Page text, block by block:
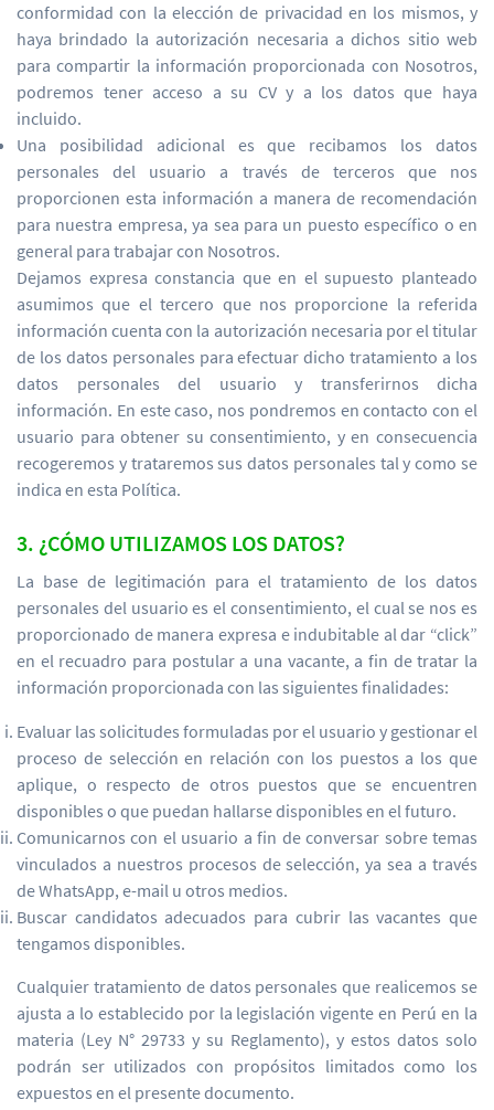
conformidad con la elección de privacidad en los mismos, y
haya brindado la autorización necesaria a dichos sitio web
para compartir la información proporcionada con Nosotros,
podremos tener acceso a su CV y a los datos que haya
incluido.
Una posibilidad adicional es que recibamos los datos
personales del usuario a través de terceros que nos
proporcionen esta información a manera de recomendación
para nuestra empresa, ya sea para un puesto específico o en
general para trabajar con Nosotros.
Dejamos expresa constancia que en el supuesto planteado
asumimos que el tercero que nos proporcione la referida
información cuenta con la autorización necesaria por el titular
de los datos personales para efectuar dicho tratamiento a los
datos personales del usuario y transferirnos dicha
información. En este caso, nos pondremos en contacto con el
usuario para obtener su consentimiento, y en consecuencia
recogeremos y trataremos sus datos personales tal y como se
indica en esta Política.
3. ¿CÓMO UTILIZAMOS LOS DATOS?
La base de legitimación para el tratamiento de los datos
personales del usuario es el consentimiento, el cual se nos es
proporcionado de manera expresa e indubitable al dar “click”
en el recuadro para postular a una vacante, a fin de tratar la
información proporcionada con las siguientes finalidades:
Evaluar las solicitudes formuladas por el usuario y gestionar el
proceso de selección en relación con los puestos a los que
aplique, o respecto de otros puestos que se encuentren
disponibles o que puedan hallarse disponibles en el futuro.
Comunicarnos con el usuario a fin de conversar sobre temas
vinculados a nuestros procesos de selección, ya sea a través
de WhatsApp, e-mail u otros medios.
Buscar candidatos adecuados para cubrir las vacantes que
tengamos disponibles.
Cualquier tratamiento de datos personales que realicemos se
ajusta a lo establecido por la legislación vigente en Perú en la
materia (Ley N° 29733 y su Reglamento), y estos datos solo
podrán ser utilizados con propósitos limitados como los
expuestos en el presente documento.